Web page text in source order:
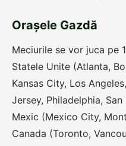
Orașele Gazdă
Meciurile se vor juca pe
Statele Unite (Atlanta,
Kansas City, Los
Jersey, Philadelphia,
Mexic (Mexico City,
Canada (Toronto,